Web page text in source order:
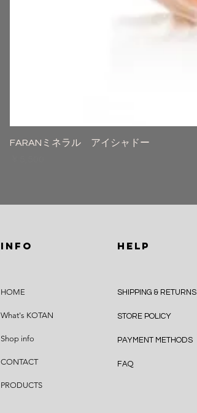
FARANミネラル アイシャドー
INFO
HOME
What's KOTAN
Shop info
CONTACT
PRODUCTS
HELP
SHIPPING & RETURNS
STORE POLICY
PAYMENT METHODS
FAQ